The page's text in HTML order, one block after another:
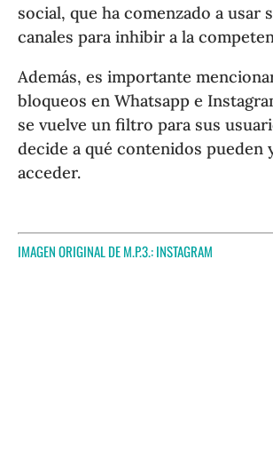
social, que ha comenzado a usar
canales para inhibir a la
Además, es importante
bloqueos en Whatsapp e
se vuelve un filtro para sus
decide a qué contenidos pueden
acceder.
IMAGEN ORIGINAL DE M.P.3.:INSTAGRAM